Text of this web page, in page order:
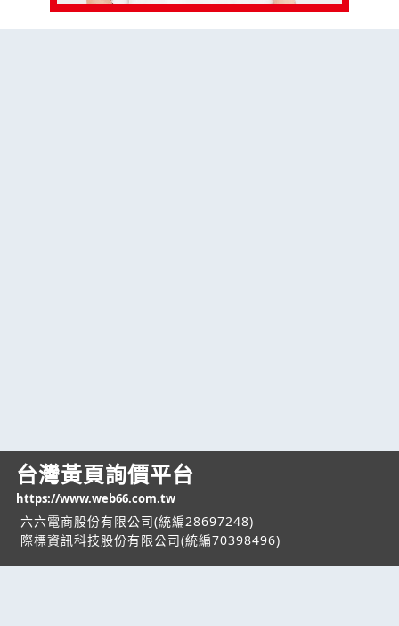
台灣黃頁詢價平台
https://www.web66.com.tw
六六電商股份有限公司(統編28697248)
際標資訊科技股份有限公司(統編70398496)